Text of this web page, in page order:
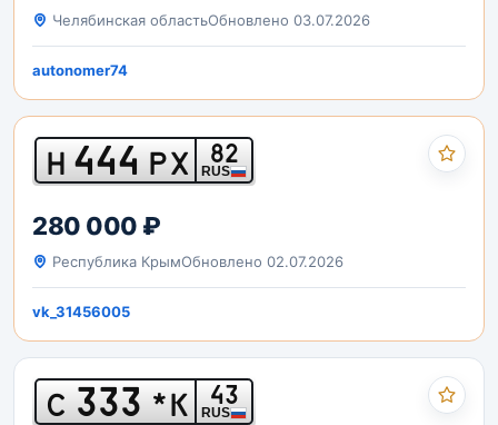
Челябинская областьОбновлено 03.07.2026
autonomer74
Н 444 РХ 82
RUS
280 000 ₽
Республика КрымОбновлено 02.07.2026
vk_31456005
С 333 *К 43
RUS